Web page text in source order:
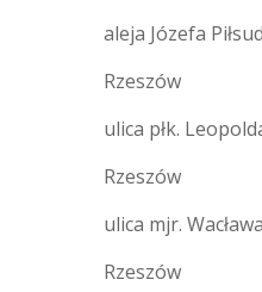
aleja Józefa
Rzeszów
ulica płk.
Rzeszów
ulica mjr.
Rzeszów